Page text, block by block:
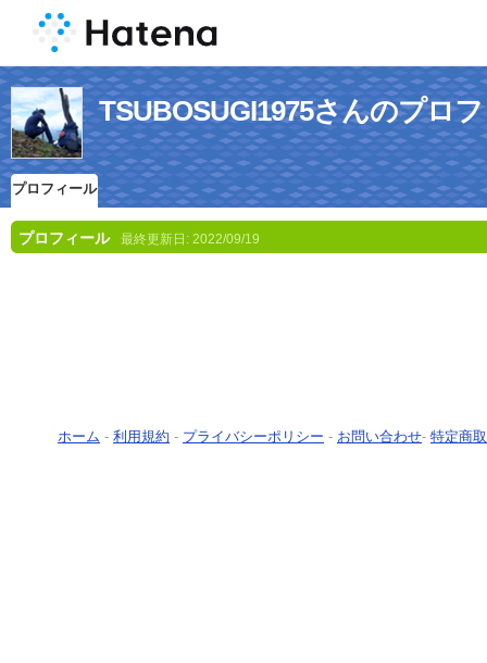
TSUBOSUGI1975さんのプロ
プロフィール
プロフィール 最終更新日: 2022/09/19
ホーム - 利用規約 - プライバシーポリシー - お問い合わせ- 特定商